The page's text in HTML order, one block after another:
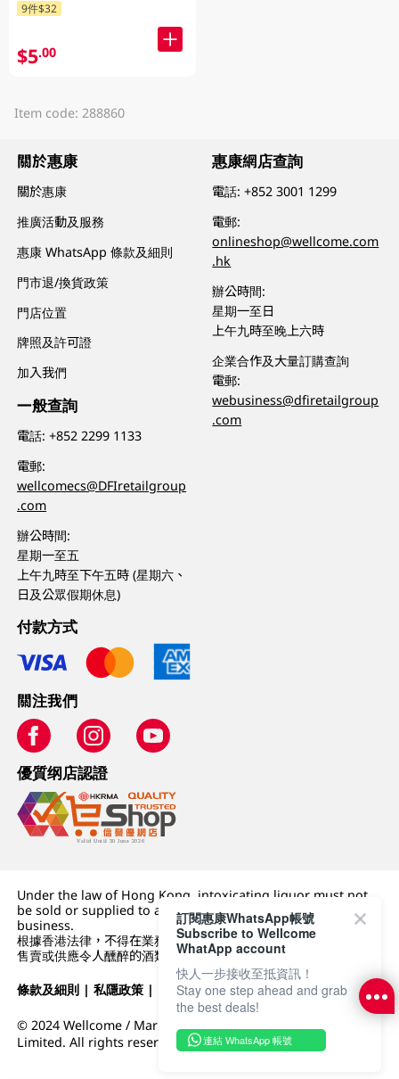
9件$32
$5.00
Item code: 288860
關於惠康
關於惠康
推廣活動及服務
惠康 WhatsApp 條款及細則
門市退/換貨政策
門店位置
牌照及許可證
加入我們
一般查詢
電話:+852 2299 1133
電郵:
wellcomecs@DFIretailgroup
.com
辦公時間:
星期一至五
上午九時至下午五時 (星期六、
日及公眾假期休息)
惠康網店查詢
電話:+852 3001 1299
電郵:
onlineshop@wellcome.com
.hk
辦公時間:
星期一至日
上午九時至晚上六時
企業合作及大量訂購查詢
電郵:
webusiness@dfiretailgroup
.com
付款方式
關注我們
優質纲店認證
Under the law of Hong Kong, intoxicating liquor must not
be sold or supplied to a minor (under 18) in the course of
business.
根據香港法律，不得在業務過程中，向未成年人 (18 歲以下人士)
售賣或供應令人醺醉的酒類。
條款及細則 |私隱政策 | DFI零售集團
© 2024 Wellcome / Market Place. The Dairy Farm Company
Limited. All rights reserved.
訂閱惠康WhatsApp帳號
Subscribe to Wellcome
WhatApp account
快人一步接收至抵資訊！
Stay one step ahead and grab
the best deals!
連結 WhatsApp 帳號